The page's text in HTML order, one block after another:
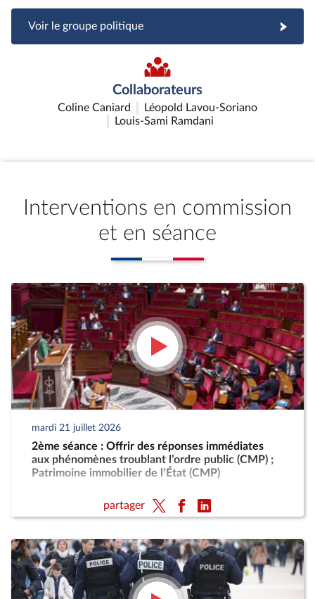
Voir le groupe politique
Collaborateurs
Coline Caniard
Léopold Lavou-Soriano
Louis-Sami Ramdani
Interventions en commission
et en séance
mardi 21 juillet 2026
2ème séance : Offrir des réponses immédiates
aux phénomènes troublant l’ordre public (CMP) ;
Patrimoine immobilier de l’État (CMP)
partager